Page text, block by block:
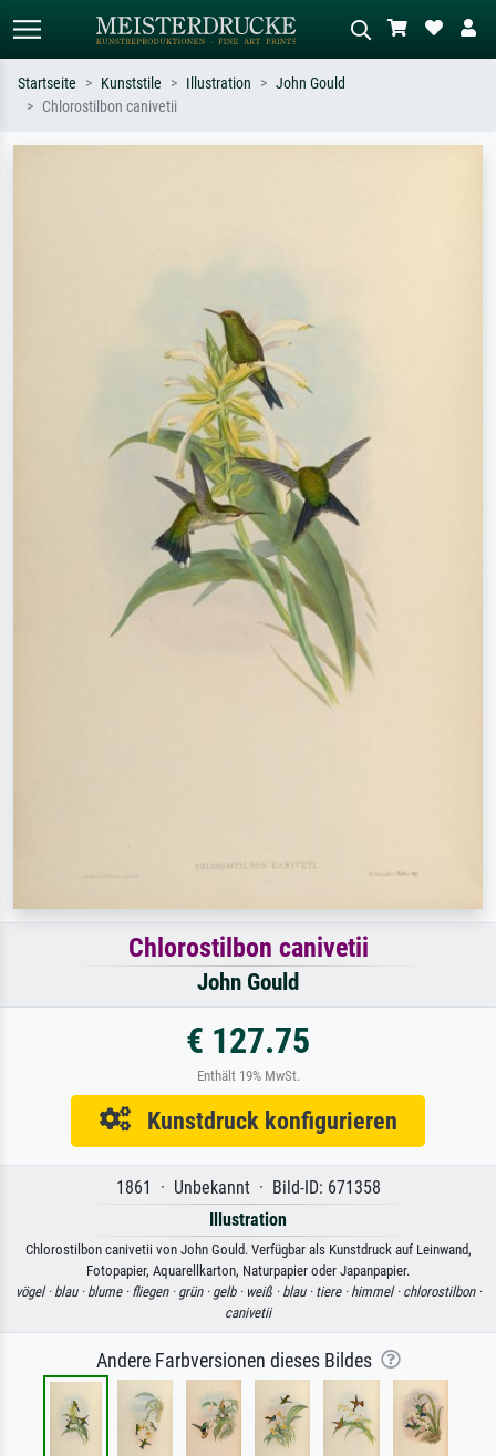
Startseite Kunststile Illustration
John Gould
Chlorostilbon canivetii
Chlorostilbon canivetii
John Gould
€ 127.75
Enthält 19% MwSt.
Kunstdruck konfigurieren
1861 · Unbekannt · Bild-ID: 671358
Illustration
Chlorostilbon canivetii von John Gould. Verfügbar als Kunstdruck auf Leinwand,
Fotopapier, Aquarellkarton, Naturpapier oder Japanpapier.
vögel · blau · blume · fliegen · grün · gelb · weiß · blau · tiere · himmel · chlorostilbon ·
canivetii
Andere Farbversionen dieses Bildes